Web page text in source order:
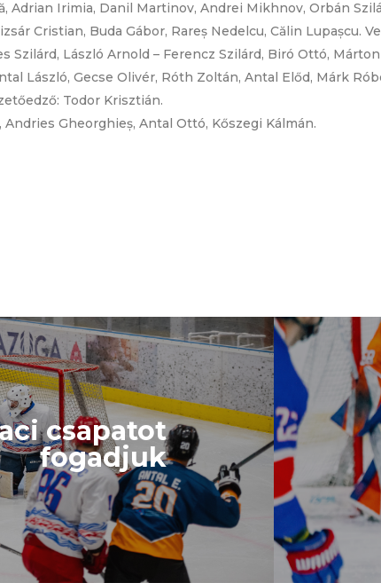
Adrian Irimia, Danil Martinov, Andrei Mikhnov, Orbán
Cristian, Buda Gábor, Rareș Nedelcu, Călin Lupașcu.
Szilárd, László Arnold – Ferencz Szilárd, Biró Ottó,
László, Gecse Olivér, Róth Zoltán, Antal Előd, Márk
Todor Krisztián.
Gheorghieș, Antal Ottó, Kőszegi Kálmán.
csapatot
fogadjuk